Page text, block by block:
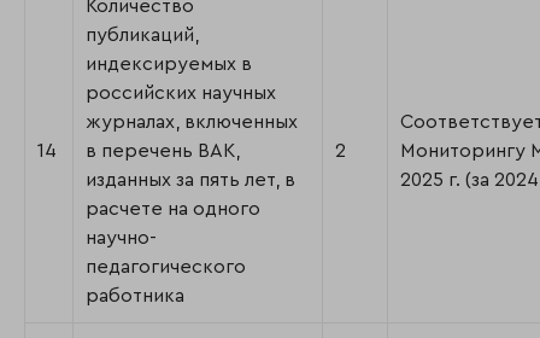
14
Количество
публикаций,
индексируемых в
российских научных
журналах, включенных
в перечень ВАК,
изданных за пять лет, в
расчете на одного
научно-
педагогического
работника
2
Мониторингу
2025 г. (за 2024